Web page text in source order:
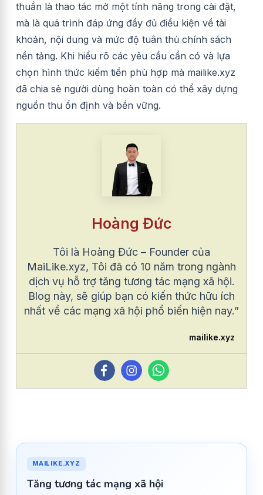
thuần là thao tác mở một tính năng trong cài đặt,
mà là quá trình đáp ứng đầy đủ điều kiện về tài
khoản, nội dung và mức độ tuân thủ chính sách
nền tảng. Khi hiểu rõ các yêu cầu cần có và lựa
chọn hình thức kiếm tiền phù hợp mà mailike.xyz
đã chia sẻ người dùng hoàn toàn có thể xây dựng
nguồn thu ổn định và bền vững.
Hoàng Đức
Tôi là Hoàng Đức – Founder của
MaiLike.xyz, Tôi đã có 10 năm trong ngành
dịch vụ hỗ trợ tăng tương tác mạng xã hội.
Blog này, sẽ giúp bạn có kiến thức hữu ích
nhất về các mạng xã hội phổ biến hiện nay.”
mailike.xyz
MAILIKE.XYZ
Tăng tương tác mạng xã hội